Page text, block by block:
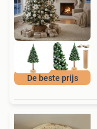
De beste prijs